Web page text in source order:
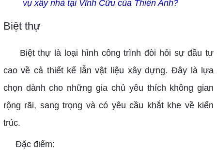
vụ xây nhà tại Vĩnh Cữu của Thiên Anh?
Biệt thự
Biệt thự là loại hình công trình đòi hỏi sự đầu tư
cao về cả thiết kế lẫn vật liệu xây dựng. Đây là lựa
chọn dành cho những gia chủ yêu thích không gian
rộng rãi, sang trọng và có yêu cầu khắt khe về kiến
trúc.
Đặc điểm: